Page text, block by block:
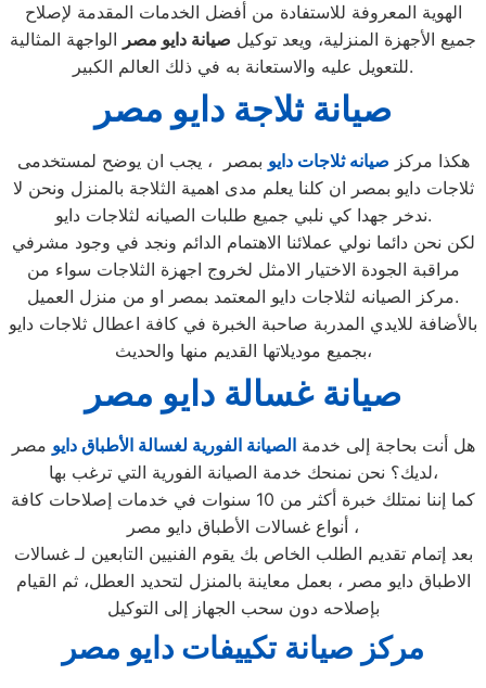
الهوية المعروفة للاستفادة من أفضل الخدمات المقدمة لإصلاح
جميع الأجهزة المنزلية، ويعد توكيل صيانة دايو مصر الواجهة المثالية
للتعويل عليه والاستعانة به في ذلك العالم الكبير.
صيانة ثلاجة دايو مصر
هكذا مركز صيانه ثلاجات دايو بمصر ، يجب ان يوضح لمستخدمى
ثلاجات دايو بمصر ان كلنا يعلم مدى اهمية الثلاجة بالمنزل ونحن لا
ندخر جهدا كي نلبي جميع طلبات الصيانه لثلاجات دايو.
لكن نحن دائما نولي عملائنا الاهتمام الدائم ونجد في وجود مشرفي
مراقبة الجودة الاختيار الامثل لخروج اجهزة الثلاجات سواء من
مركز الصيانه لثلاجات دايو المعتمد بمصر او من منزل العميل.
بالأضافة للايدي المدربة صاحبة الخبرة في كافة اعطال ثلاجات دايو
بجميع موديلاتها القديم منها والحديث،
صيانة غسالة دايو مصر
هل أنت بحاجة إلى خدمةالصيانة الفورية لغسالة الأطباق دايو مصر
لديك؟ نحن نمنحك خدمة الصيانة الفورية التي ترغب بها،
كما إننا نمتلك خبرة أكثر من 10 سنوات في خدمات إصلاحات كافة
أنواع غسالات الأطباق دايو مصر ،
بعد إتمام تقديم الطلب الخاص بك يقوم الفنيين التابعين لـ غسالات
الاطباق دايو مصر ، بعمل معاينة بالمنزل لتحديد العطل، ثم القيام
بإصلاحه دون سحب الجهاز إلى التوكيل
مركز صيانة تكييفات دايو مصر